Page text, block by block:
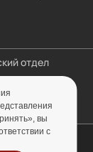
отдел
вы
с